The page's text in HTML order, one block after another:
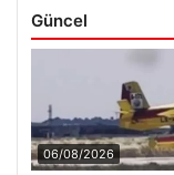
Güncel
06/08/2026